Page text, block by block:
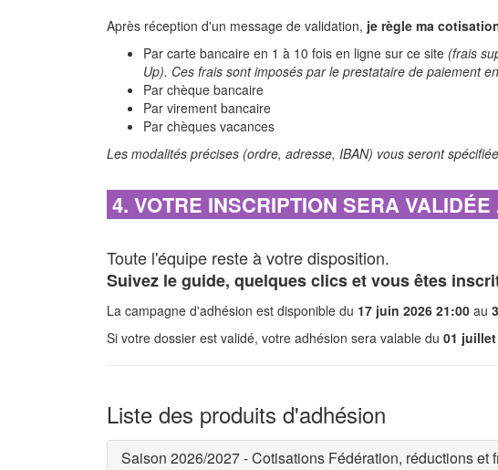
Après réception d'un message de validation, je règle ma
Par carte bancaire en 1 à 10 fois en ligne sur ce site (frais
Up). Ces frais sont imposés par le prestataire de paiement
Par chèque bancaire
Par virement bancaire
Par chèques vacances
Les modalités précises (ordre, adresse, IBAN) vous seront
4. VOTRE INSCRIPTION SERA
Toute l'équipe reste à votre disposition.
Suivez le guide, quelques clics et vous êtes
La campagne d'adhésion est disponible du 17 juin 2026 21:00 au
Si votre dossier est validé, votre adhésion sera valable du 01 juillet
Liste des produits d'adhésion
Saison 2026/2027 - Cotisations Fédération, réductions et